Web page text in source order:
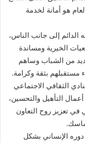
هو أمانة لخدمة
الدائم إلى جانب الناس،
الخيرية ومساندة
من الشباب وساهم
بثقة وكرامة.
الثقافي الاجتماعي
التأهيل والتحسين،
في تعزيز روح التعاون
الإنساني بشكل